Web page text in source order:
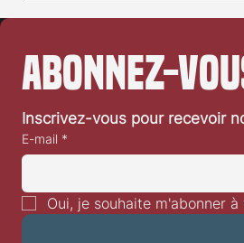
Abonnez-
Inscrivez-vous pour recevoir
E-mail *
Oui, je souhaite m'abonner